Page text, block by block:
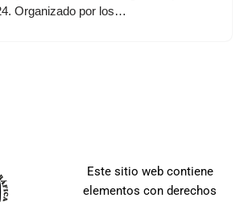
Organizado por los…
Este sitio web contiene
elementos con derechos